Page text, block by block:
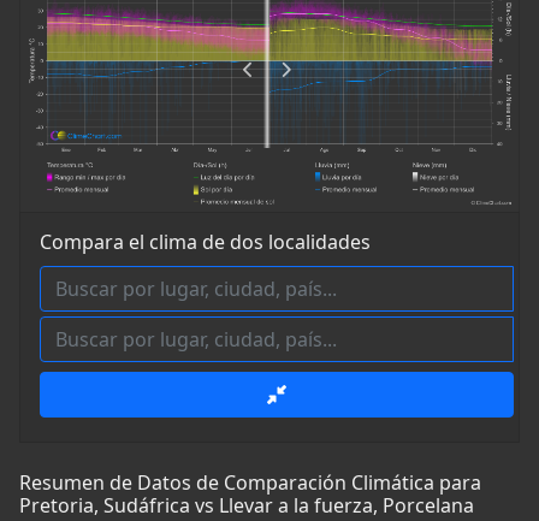
Compara el clima de dos localidades
Resumen de Datos de Comparación Climática para
Pretoria, Sudáfrica vs Llevar a la fuerza, Porcelana